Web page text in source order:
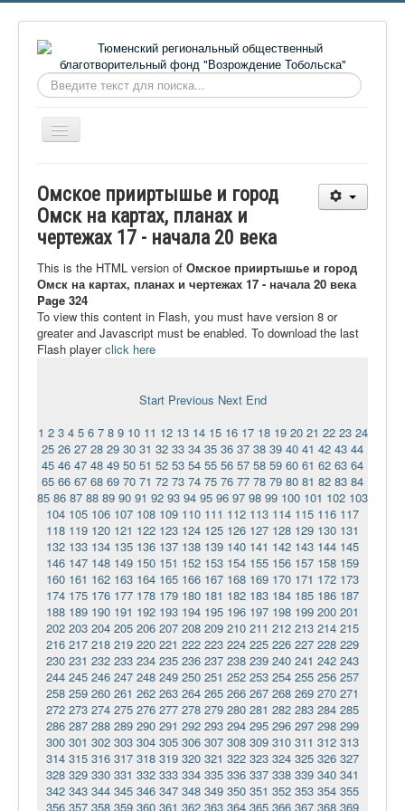
Искать...
Включить/
выключить
О фонде
Онлайн библиотека
Видеоматериалы
Контакты
Сайт проекта Достоевский
Ермаковополе.рф
Омское прииртышье и город
Омск на картах, планах и
чертежах 17 - начала 20 века
This is the HTML version of Омское прииртышье и город
Омск на картах, планах и чертежах 17 - начала 20 века
Page 324
To view this content in Flash, you must have version 8 or
greater and Javascript must be enabled. To download the last
Flash playerclick here
Start Previous Next End
1 2 3 4 5 6 7 8 9 10 11 12 13 14 15 16 17 18 19 20 21 22 23 24
25 26 27 28 29 30 31 32 33 34 35 36 37 38 39 40 41 42 43 44
45 46 47 48 49 50 51 52 53 54 55 56 57 58 59 60 61 62 63 64
65 66 67 68 69 70 71 72 73 74 75 76 77 78 79 80 81 82 83 84
85 86 87 88 89 90 91 92 93 94 95 96 97 98 99 100 101 102 103
104 105 106 107 108 109 110 111 112 113 114 115 116 117
118 119 120 121 122 123 124 125 126 127 128 129 130 131
132 133 134 135 136 137 138 139 140 141 142 143 144 145
146 147 148 149 150 151 152 153 154 155 156 157 158 159
160 161 162 163 164 165 166 167 168 169 170 171 172 173
174 175 176 177 178 179 180 181 182 183 184 185 186 187
188 189 190 191 192 193 194 195 196 197 198 199 200 201
202 203 204 205 206 207 208 209 210 211 212 213 214 215
216 217 218 219 220 221 222 223 224 225 226 227 228 229
230 231 232 233 234 235 236 237 238 239 240 241 242 243
244 245 246 247 248 249 250 251 252 253 254 255 256 257
258 259 260 261 262 263 264 265 266 267 268 269 270 271
272 273 274 275 276 277 278 279 280 281 282 283 284 285
286 287 288 289 290 291 292 293 294 295 296 297 298 299
300 301 302 303 304 305 306 307 308 309 310 311 312 313
314 315 316 317 318 319 320 321 322 323 324 325 326 327
328 329 330 331 332 333 334 335 336 337 338 339 340 341
342 343 344 345 346 347 348 349 350 351 352 353 354 355
356 357 358 359 360 361 362 363 364 365 366 367 368 369